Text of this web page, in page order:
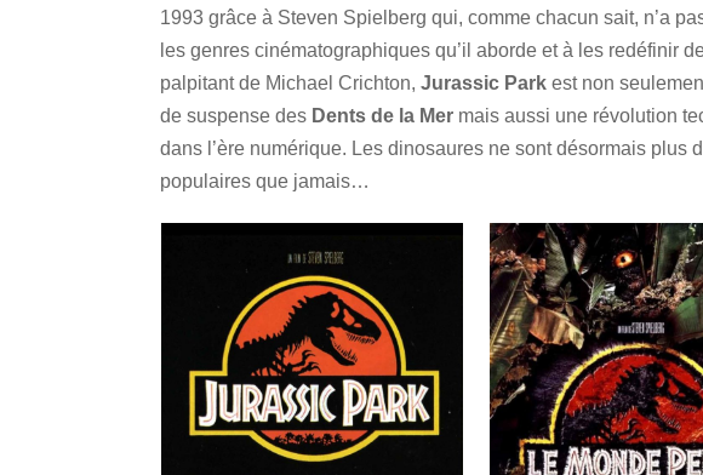
1993 grâce à Steven Spielberg qui, comme chacun sait, n’a
les genres cinématographiques qu’il aborde et à les redéfinir
palpitant de Michael Crichton, Jurassic Park est non
de suspense des Dents de la Mer mais aussi une révolution
dans l’ère numérique. Les dinosaures ne sont désormais plus
populaires que jamais…